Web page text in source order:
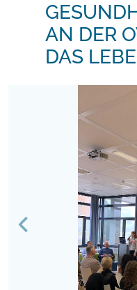
AN DER
DAS
Previous